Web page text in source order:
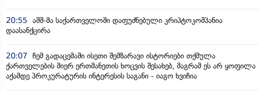
20:55 აშშ-მა საქართველოში დაფუძნებული კრიპტოკომპანია
დაასანქცირა
20:07 ჩემ გადაცემაში ისეთი შემზარავი ისტორიები თქმულა
ქართველების მიერ ერთმანეთის ხოცვის შესახებ, მაგრამ ეს არ ყოფილა
აქამდე პროკურატურის ინტერესის საგანი - იაგო ხვიჩია